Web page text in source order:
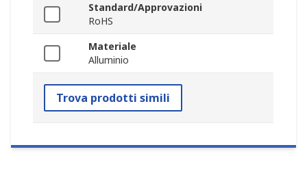
Standard/Approvazioni
RoHS
Materiale
Alluminio
Trova prodotti simili